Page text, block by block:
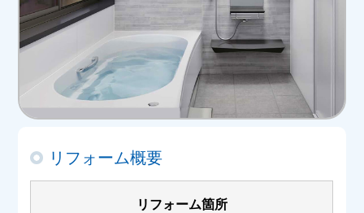
リフォーム概要
リフォーム箇所